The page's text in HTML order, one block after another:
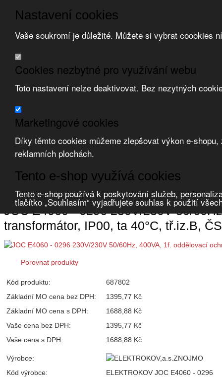
Nastavení cookies
Vaše soukromí je důležité. Můžete si vybrat coookies
Cookies nezbytné pro využívání webu
Toto nastavení nelze deaktivovat. Bez nezytných
Marketingové cookies
Díky těmto cookies můžeme zlepšovat výkon e-
reklamních plochách.
Tento e-shop využívá cookies
Tento e-shop používá k poskytování služeb,
tlačítko „Souhlasím“ vyjadřujete souhlas k použití
Přeskočit na hlavní obsah Přeskočit na doplňující obsah
Obchodní podmínky
Registrace
Zvolte měnu:
Přihlásit uživatele
Úvod Zdroje a transformátory transformátory oddělovací
JOC E4060 - 0296 230V/230V 50/
transformátor, IP00, ta 40°C, tř.iz.B,
Porovnat produkty
Kód produktu:
687802
Základní MO cena bez DPH:
1395,77 Kč
Základní MO cena s DPH:
1688,88 Kč
Vaše cena bez DPH:
1395,77 Kč
Vaše cena s DPH:
1688,88 Kč
Výrobce:
Kód výrobce:
ELEKTROKOV JOC E4060 - 0296